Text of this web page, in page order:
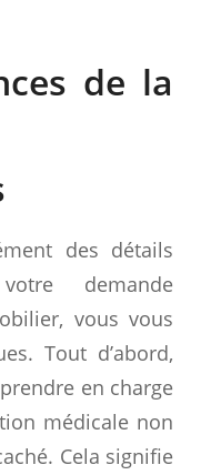
de la
des détails
demande
vous vous
Tout d’abord,
en charge
médicale non
Cela signifie